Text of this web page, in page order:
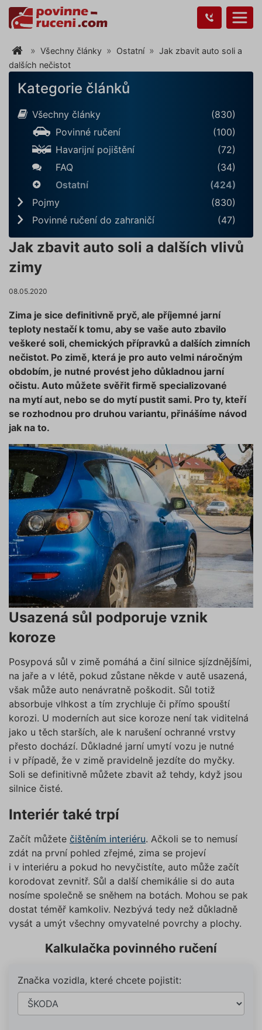
Všechny články Ostatní
Jak zbavit auto soli a
dalších nečistot
Kategorie článků
Všechny články
(830)
Povinné ručení
(100)
Havarijní pojištění
(72)
FAQ
(34)
Ostatní
(424)
Pojmy
(830)
Povinné ručení do zahraničí
(47)
Jak zbavit auto soli a dalších vlivů
zimy
08.05.2020
Zima je sice definitivně pryč, ale příjemné jarní
teploty nestačí k tomu, aby se vaše auto zbavilo
veškeré soli, chemických přípravků a dalších zimních
nečistot. Po zimě, která je pro auto velmi náročným
obdobím, je nutné provést jeho důkladnou jarní
očistu. Auto můžete svěřit firmě specializované
na mytí aut, nebo se do mytí pustit sami. Pro ty, kteří
se rozhodnou pro druhou variantu, přinášíme návod
jak na to.
Usazená sůl podporuje vznik
koroze
Posypová sůl v zimě pomáhá a činí silnice sjízdnějšími,
na jaře a v létě, pokud zůstane někde v autě usazená,
však může auto nenávratně poškodit. Sůl totiž
absorbuje vlhkost a tím zrychluje či přímo spouští
korozi. U moderních aut sice koroze není tak viditelná
jako u těch starších, ale k narušení ochranné vrstvy
přesto dochází. Důkladné jarní umytí vozu je nutné
i v případě, že v zimě pravidelně jezdíte do myčky.
Soli se definitivně můžete zbavit až tehdy, když jsou
silnice čisté.
Interiér také trpí
Začít můžete čištěním interiéru. Ačkoli se to nemusí
zdát na první pohled zřejmé, zima se projeví
i v interiéru a pokud ho nevyčistíte, auto může začít
korodovat zevnitř. Sůl a další chemikálie si do auta
nosíme společně se sněhem na botách. Mohou se pak
dostat téměř kamkoliv. Nezbývá tedy než důkladně
vysát a umýt všechny omyvatelné povrchy a plochy.
Kalkulačka povinného ručení
Značka vozidla, které chcete pojistit: